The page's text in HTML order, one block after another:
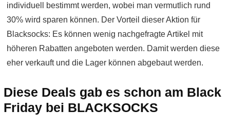
individuell bestimmt werden, wobei man vermutlich rund
30% wird sparen können. Der Vorteil dieser Aktion für
Blacksocks: Es können wenig nachgefragte Artikel mit
höheren Rabatten angeboten werden. Damit werden diese
eher verkauft und die Lager können abgebaut werden.
Diese Deals gab es schon am Black
Friday bei BLACKSOCKS